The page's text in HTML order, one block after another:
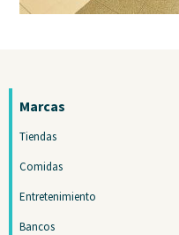
Marcas
Tiendas
Comidas
Entretenimiento
Bancos